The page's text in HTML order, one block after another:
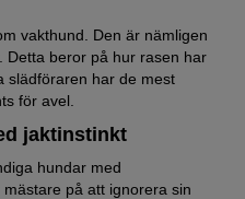
vakthund. Den är nämligen
Detta beror på hur rasen har
slädföraren har de mest
för avel.
jaktinstinkt
hundar med
på att ignorera sin